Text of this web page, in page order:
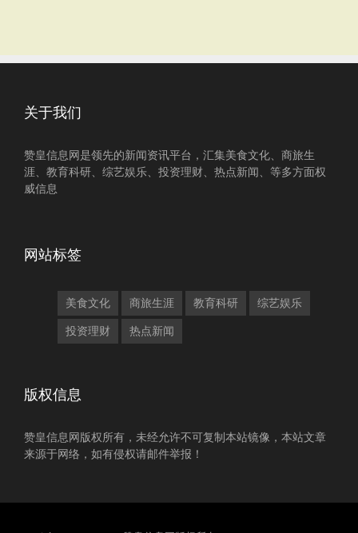
关于我们
赞皇信息网是领先的新闻资讯平台，汇集美食文化、商旅生
涯、教育科研、综艺娱乐、投资理财、热点新闻、等多方面权
威信息
网站标签
美食文化 商旅生涯 教育科研 综艺娱乐
投资理财 热点新闻
版权信息
赞皇信息网版权所有，未经允许不可复制本站镜像，本站文章
来源于网络，如有侵权请邮件举报！